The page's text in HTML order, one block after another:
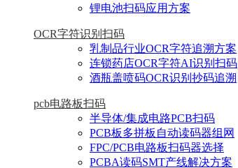
锂电池扫码应用方案
OCR字符识别扫码
乳制品行业OCR字符追溯方案
连锁药店OCR字符AI识别扫码
酒瓶盖喷码OCR识别抄码追溯
pcb电路板扫码
半导体/集成电路PCB扫码
PCB板多拼板自动读码器组网
FPC/PCB电路板扫码器选择
PCBA读码SMT产线解决方案